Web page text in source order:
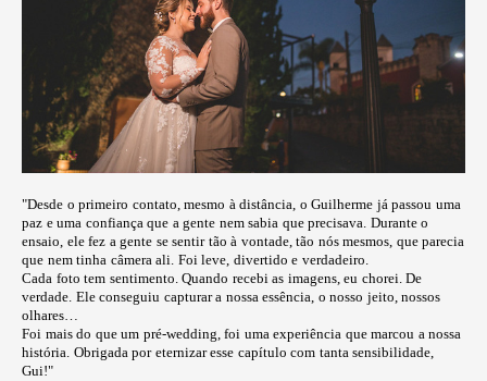
"Desde o primeiro contato, mesmo à distância, o Guilherme já passou uma
paz e uma confiança que a gente nem sabia que precisava. Durante o
ensaio, ele fez a gente se sentir tão à vontade, tão nós mesmos, que parecia
que nem tinha câmera ali. Foi leve, divertido e verdadeiro.
Cada foto tem sentimento. Quando recebi as imagens, eu chorei. De
verdade. Ele conseguiu capturar a nossa essência, o nosso jeito, nossos
olhares…
Foi mais do que um pré-wedding, foi uma experiência que marcou a nossa
história. Obrigada por eternizar esse capítulo com tanta sensibilidade,
Gui!"